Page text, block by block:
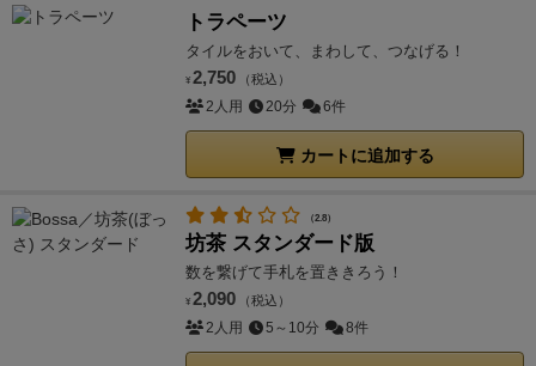
トラペーツ
タイルをおいて、まわして、つなげる！
¥ 2,750 （税込）
2人用 20分 6件
カートに追加する
（2.8）
坊茶 スタンダード版
数を繋げて手札を置ききろう！
¥ 2,090 （税込）
2人用 5～10分 8件